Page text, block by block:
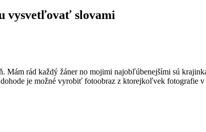
vysvetľovať slovami
Mám rád každý žáner no mojimi najobľúbenejšími sú
je možné vyrobiť fotoobraz z ktorejkoľvek fotografie v